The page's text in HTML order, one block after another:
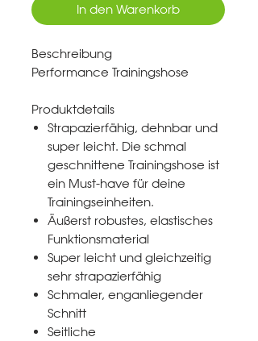
In den Warenkorb
Beschreibung
Performance Trainingshose
Produktdetails
Strapazierfähig, dehnbar und
super leicht. Die schmal
geschnittene Trainingshose ist
ein Must-have für deine
Trainingseinheiten.
Äußerst robustes, elastisches
Funktionsmaterial
Super leicht und gleichzeitig
sehr strapazierfähig
Schmaler, enganliegender
Schnitt
Seitliche